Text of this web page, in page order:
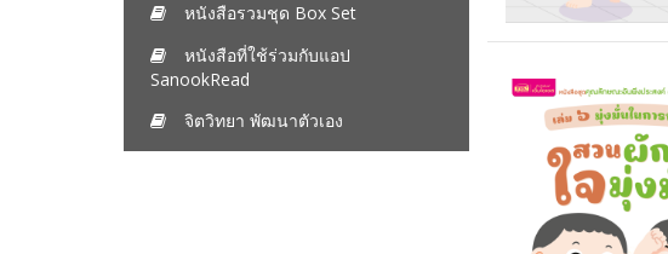
หนังสือรวมชุด Box Set
หนังสือที่ใช้ร่วมกับแอป
SanookRead
จิตวิทยา พัฒนาตัวเอง